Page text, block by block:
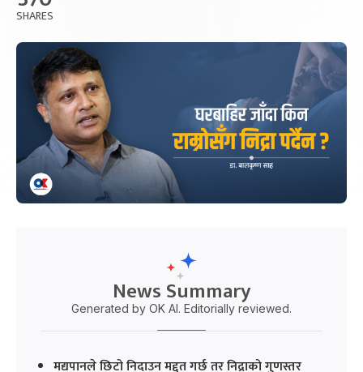
SHARES
News Summary
Generated by OK AI. Editorially reviewed.
मद्यपानले छिटो निदाउन मद्दत गर्छ तर निद्राको गुणस्तर